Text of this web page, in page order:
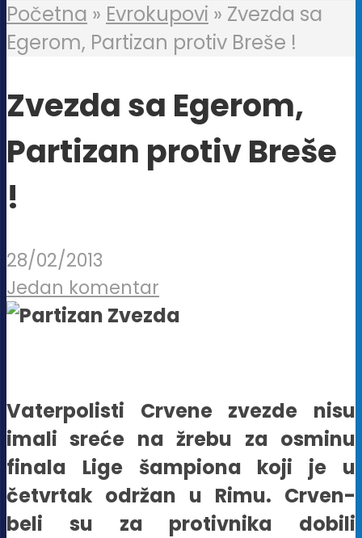
Početna » Evrokupovi » Zvezda sa
Egerom, Partizan protiv Breše !
Zvezda sa Egerom,
Partizan protiv Breše
!
28/02/2013
Jedan komentar
Vaterpolisti Crvene zvezde nisu
imali sreće na žrebu za osminu
finala Lige šampiona koji je u
četvrtak održan u Rimu. Crven-
beli su za protivnika dobili